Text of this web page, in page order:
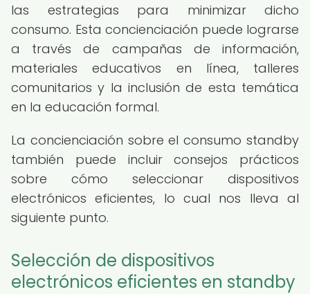
las estrategias para minimizar dicho
consumo. Esta concienciación puede lograrse
a través de campañas de información,
materiales educativos en línea, talleres
comunitarios y la inclusión de esta temática
en la educación formal.
La concienciación sobre el consumo standby
también puede incluir consejos prácticos
sobre cómo seleccionar dispositivos
electrónicos eficientes, lo cual nos lleva al
siguiente punto.
Selección de dispositivos
electrónicos eficientes en standby